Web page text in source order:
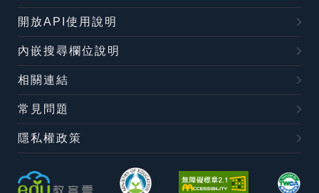
開放API使用說明
內嵌搜尋欄位說明
相關連結
常見問題
隱私權政策